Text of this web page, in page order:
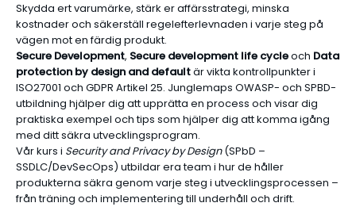
Skydda ert varumärke, stärk er affärsstrategi, minska
kostnader och säkerställ regelefterlevnaden i varje steg på
vägen mot en färdig produkt.
Secure Development, Secure development life cycleoch Data
protection by design and defaultär vikta kontrollpunkter i
ISO27001 och GDPR Artikel 25. Junglemaps OWASP- och SPBD-
utbildning hjälper dig att upprätta en process och visar dig
praktiska exempel och tips som hjälper dig att komma igång
med ditt säkra utvecklingsprogram.
Vår kurs i Security and Privacy by Design(SPbD –
SSDLC/DevSecOps) utbildar era team i hur de håller
produkterna säkra genom varje steg i utvecklingsprocessen –
från träning och implementering till underhåll och drift.